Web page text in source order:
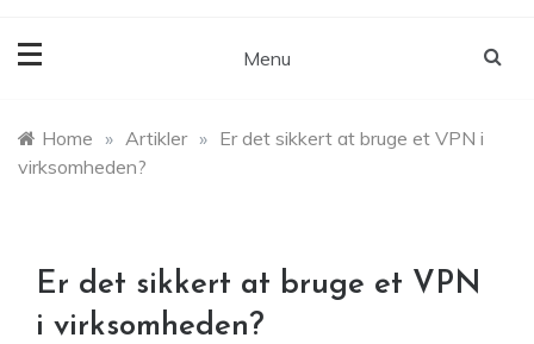
Menu
Home » Artikler » Er det sikkert at bruge et VPN i
virksomheden?
Er det sikkert at bruge et VPN
i virksomheden?